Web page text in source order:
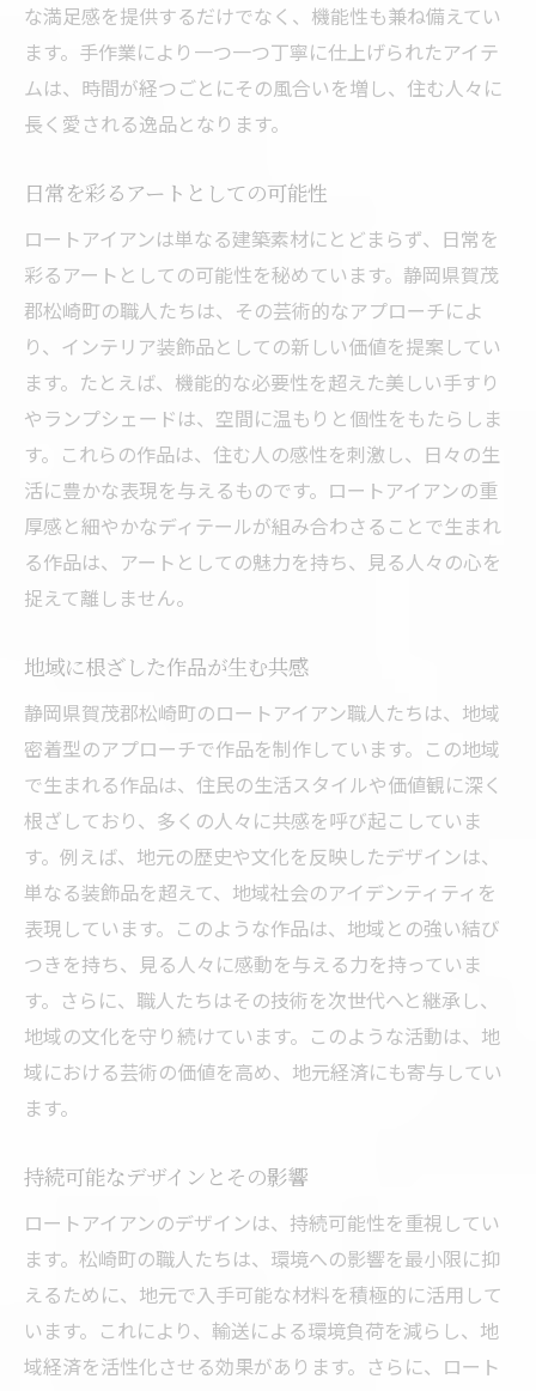
な満足感を提供するだけでなく、機能性も兼ね備えてい
ます。手作業により一つ一つ丁寧に仕上げられたアイテ
ムは、時間が経つごとにその風合いを増し、住む人々に
長く愛される逸品となります。
日常を彩るアートとしての可能性
ロートアイアンは単なる建築素材にとどまらず、日常を
彩るアートとしての可能性を秘めています。静岡県賀茂
郡松崎町の職人たちは、その芸術的なアプローチによ
り、インテリア装飾品としての新しい価値を提案してい
ます。たとえば、機能的な必要性を超えた美しい手すり
やランプシェードは、空間に温もりと個性をもたらしま
す。これらの作品は、住む人の感性を刺激し、日々の生
活に豊かな表現を与えるものです。ロートアイアンの重
厚感と細やかなディテールが組み合わさることで生まれ
る作品は、アートとしての魅力を持ち、見る人々の心を
捉えて離しません。
地域に根ざした作品が生む共感
静岡県賀茂郡松崎町のロートアイアン職人たちは、地域
密着型のアプローチで作品を制作しています。この地域
で生まれる作品は、住民の生活スタイルや価値観に深く
根ざしており、多くの人々に共感を呼び起こしていま
す。例えば、地元の歴史や文化を反映したデザインは、
単なる装飾品を超えて、地域社会のアイデンティティを
表現しています。このような作品は、地域との強い結び
つきを持ち、見る人々に感動を与える力を持っていま
す。さらに、職人たちはその技術を次世代へと継承し、
地域の文化を守り続けています。このような活動は、地
域における芸術の価値を高め、地元経済にも寄与してい
ます。
持続可能なデザインとその影響
ロートアイアンのデザインは、持続可能性を重視してい
ます。松崎町の職人たちは、環境への影響を最小限に抑
えるために、地元で入手可能な材料を積極的に活用して
います。これにより、輸送による環境負荷を減らし、地
域経済を活性化させる効果があります。さらに、ロート